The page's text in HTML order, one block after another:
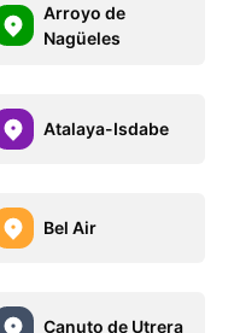
Arroyo de
Nagüeles
Atalaya-Isdabe
Bel Air
Canuto de Utrera